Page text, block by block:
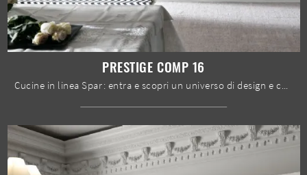
PRESTIGE COMP 16